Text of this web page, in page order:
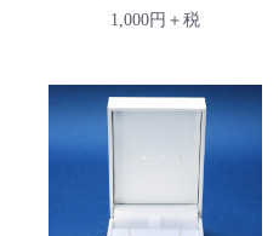
1,000円＋税